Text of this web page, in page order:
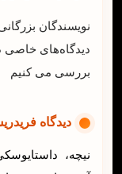
نویسندگان
دیدگاه‌های خاصی
بررسی می کنیم
دیدگاه
نیچه،